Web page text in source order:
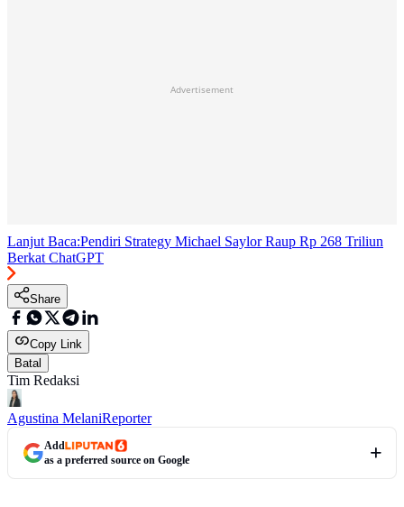
Advertisement
Lanjut Baca:Pendiri Strategy Michael Saylor Raup Rp 268 Triliun
Berkat ChatGPT
Share
Copy Link
Batal
Tim Redaksi
Agustina MelaniReporter
Add
as a preferred source on Google